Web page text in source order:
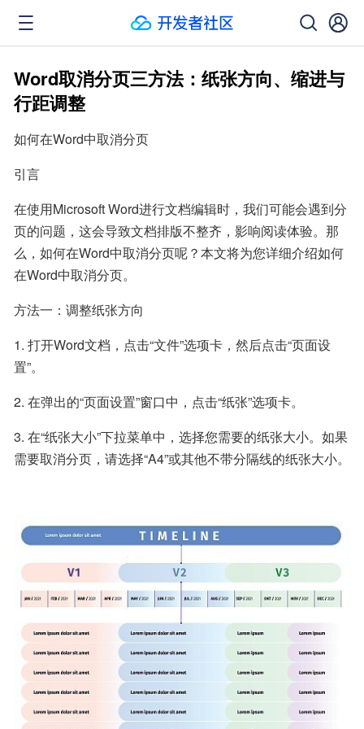
Word取消分页三方法：纸张方向、缩进与
行距调整
如何在Word中取消分页
引言
在使用Microsoft Word进行文档编辑时，我们可能会遇到分
页的问题，这会导致文档排版不整齐，影响阅读体验。那
么，如何在Word中取消分页呢？本文将为您详细介绍如何
在Word中取消分页。
方法一：调整纸张方向
1. 打开Word文档，点击“文件”选项卡，然后点击“页面设
置”。
2. 在弹出的“页面设置”窗口中，点击“纸张”选项卡。
3. 在“纸张大小”下拉菜单中，选择您需要的纸张大小。如果
需要取消分页，请选择“A4”或其他不带分隔线的纸张大小。